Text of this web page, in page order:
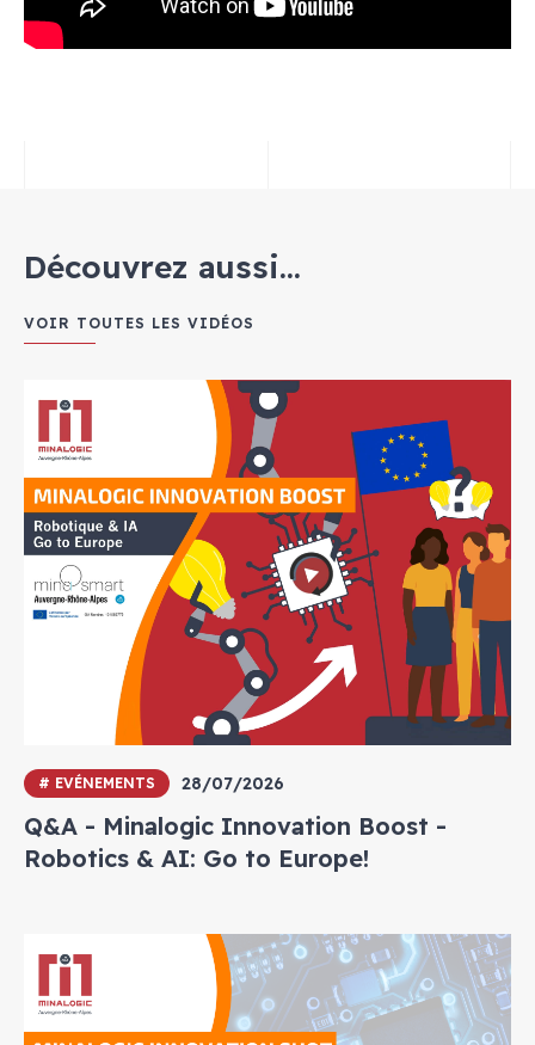
Découvrez aussi...
VOIR TOUTES LES VIDÉOS
# EVÉNEMENTS 28/07/2026
Q&A - Minalogic Innovation Boost -
Robotics & AI: Go to Europe!